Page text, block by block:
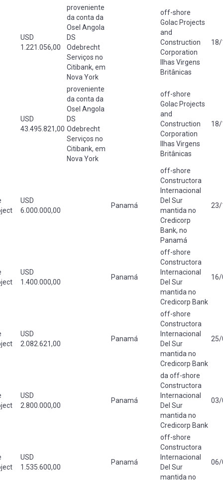
USD
1.221.056,00
proveniente
da conta da
Osel Angola
DS
Odebrecht
Serviços no
Citibank, em
Nova York
off-shore
Golac Projects
and
Construction
Corporation
Ilhas Virgens
Britânicas
USD
43.495.821,00
proveniente
da conta da
Osel Angola
DS
Odebrecht
Serviços no
Citibank, em
Nova York
off-shore
Golac Projects
and
Construction
Corporation
Ilhas Virgens
Britânicas
USD
6.000.000,00
Panamá
off-shore
Constructora
Internacional
Del Sur
mantida no
Credicorp
Bank, no
Panamá
USD
1.400.000,00
Panamá
off-shore
Constructora
Internacional
Del Sur
mantida no
Credicorp Bank
USD
2.082.621,00
Panamá
off-shore
Constructora
Internacional
Del Sur
mantida no
Credicorp Bank
USD
2.800.000,00
Panamá
da off-shore
Constructora
Internacional
Del Sur
mantida no
Credicorp Bank
03/
USD
1.535.600,00
Panamá
off-shore
Constructora
Internacional
Del Sur
mantida no
06/